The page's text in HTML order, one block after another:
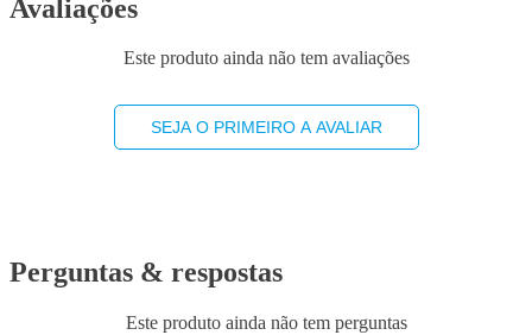
Avaliações
Este produto ainda não tem avaliações
SEJA O PRIMEIRO A AVALIAR
Perguntas & respostas
Este produto ainda não tem perguntas